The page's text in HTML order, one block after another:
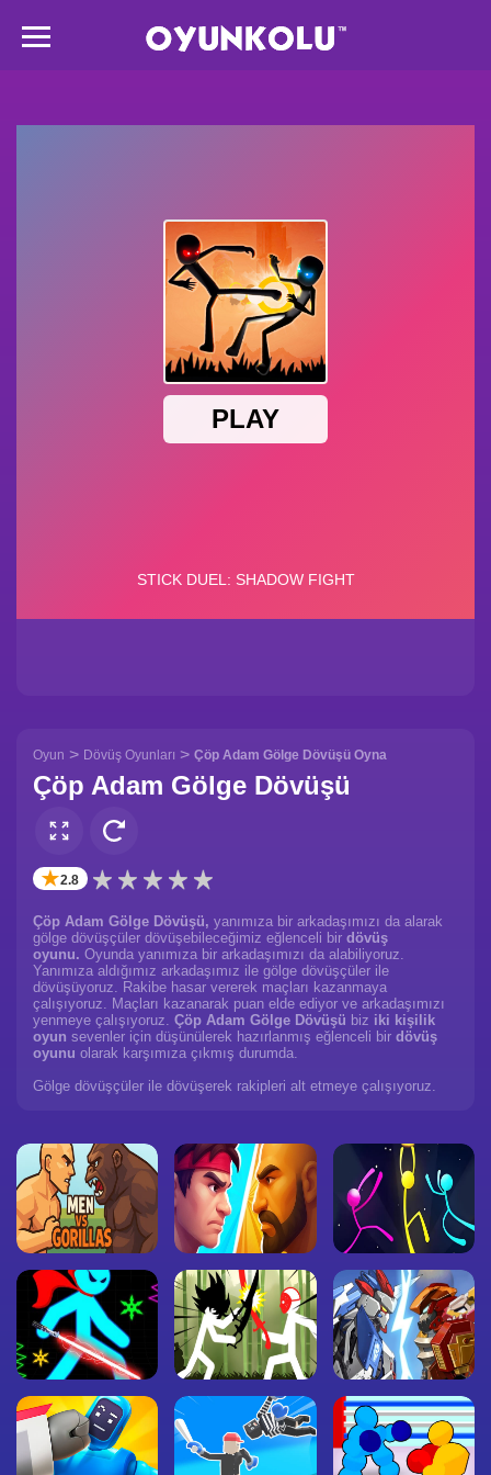
Oyun > Dövüş Oyunları > Çöp Adam Gölge Dövüşü Oyna
Çöp Adam Gölge Dövüşü
✭2.8
Çöp Adam Gölge Dövüşü, yanımıza bir arkadaşımızı da alarak
gölge dövüşçüler dövüşebileceğimiz eğlenceli bir dövüş
oyunu. Oyunda yanımıza bir arkadaşımızı da alabiliyoruz.
Yanımıza aldığımız arkadaşımız ile gölge dövüşçüler ile
dövüşüyoruz. Rakibe hasar vererek maçları kazanmaya
çalışıyoruz. Maçları kazanarak puan elde ediyor ve arkadaşımızı
yenmeye çalışıyoruz. Çöp Adam Gölge Dövüşü biz iki kişilik
oyun sevenler için düşünülerek hazırlanmış eğlenceli bir dövüş
oyunu olarak karşımıza çıkmış durumda.
Gölge dövüşçüler ile dövüşerek rakipleri alt etmeye çalışıyoruz.